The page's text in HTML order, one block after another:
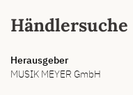
Händlersuche
Herausgeber
MUSIK MEYER GmbH